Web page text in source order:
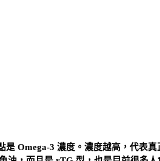
Omega-3 濃度。濃度越高，代表